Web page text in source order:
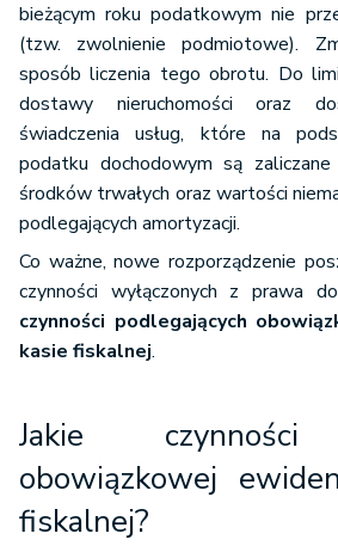
bieżącym roku podatkowym nie
(tzw. zwolnienie podmiotowe).
sposób liczenia tego obrotu. Do
dostawy nieruchomości oraz
świadczenia usług, które na
podatku dochodowym są
środków trwałych oraz wartości
podlegających amortyzacji.
Co ważne, nowe rozporządzenie
czynności wyłączonych z prawa
czynności podlegających
kasie fiskalnej.
Jakie czynności
obowiązkowej
fiskalnej?